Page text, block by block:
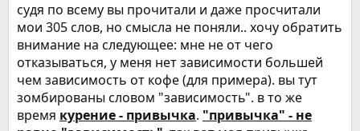
судя по всему вы прочитали и даже просчитали
мои 305 слов, но смысла не поняли.. хочу обратить
внимание на следующее: мне не от чего
отказываться, у меня нет зависимости большей
чем зависимость от кофе (для примера). вы тут
зомбированы словом "зависимость". в то же
время курение - привычка. "привычка" - не